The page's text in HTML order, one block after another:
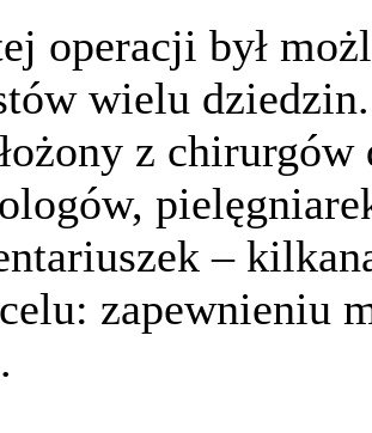
operacji był
wielu
z
–
zapewnieniu